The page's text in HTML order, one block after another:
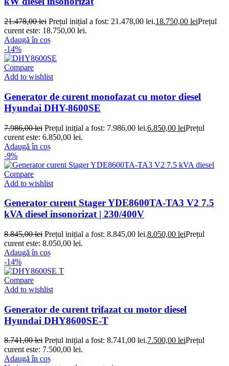
21.478,00lei Prețul inițial a fost: 21.478,00 lei.18.750,00 leiPrețul
curent este: 18.750,00 lei.
Adaugă în coș
-14%
Compare
Add to wishlist
Generator de curent monofazat cu motor diesel
Hyundai DHY-8600SE
7.986,00lei Prețul inițial a fost: 7.986,00 lei.6.850,00 leiPrețul
curent este: 6.850,00 lei.
Adaugă în coș
-9%
Compare
Add to wishlist
Generator curent Stager YDE8600TA-TA3 V2 7.5
kVA diesel insonorizat | 230/400V
8.845,00lei Prețul inițial a fost: 8.845,00 lei.8.050,00 leiPrețul
curent este: 8.050,00 lei.
Adaugă în coș
-14%
Compare
Add to wishlist
Generator de curent trifazat cu motor diesel
Hyundai DHY8600SE-T
8.741,00lei Prețul inițial a fost: 8.741,00 lei.7.500,00 leiPrețul
curent este: 7.500,00 lei.
Adaugă în coș